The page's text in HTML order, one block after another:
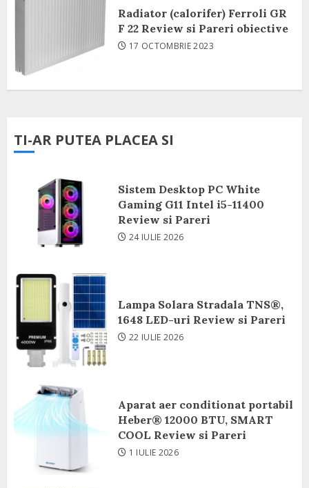
Radiator (calorifer) Ferroli GR
F 22 Review si Pareri obiective
17 OCTOMBRIE 2023
TI-AR PUTEA PLACEA SI
Sistem Desktop PC White
Gaming G11 Intel i5-11400
Review si Pareri
24 IULIE 2026
Lampa Solara Stradala TNS®,
1648 LED-uri Review si Pareri
22 IULIE 2026
Aparat aer conditionat portabil
Heber® 12000 BTU, SMART
COOL Review si Pareri
1 IULIE 2026